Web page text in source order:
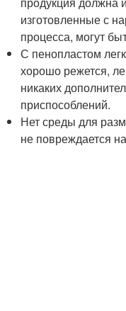
изготовленные с
процесса, могут
С пенопластом
хорошо режется,
никаких
приспособлений.
Нет среды для
не повреждается